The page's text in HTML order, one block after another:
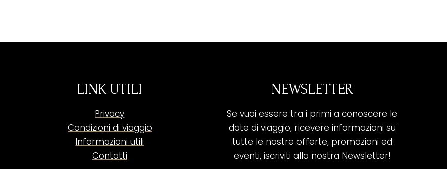
LINK UTILI
Privacy
Condizioni di viaggio
Informazioni utili
Contatti
NEWSLETTER
Se vuoi essere tra i primi a conoscere le
date di viaggio, ricevere informazioni su
tutte le nostre offerte, promozioni ed
eventi, iscriviti alla nostra Newsletter!